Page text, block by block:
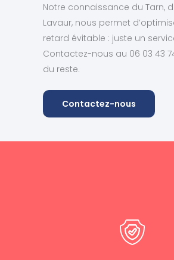
Notre connaissance du Tarn,
Lavaur, nous permet
retard évitable : juste un
Contactez-nous au 06 03 43
du reste.
Contactez-nous